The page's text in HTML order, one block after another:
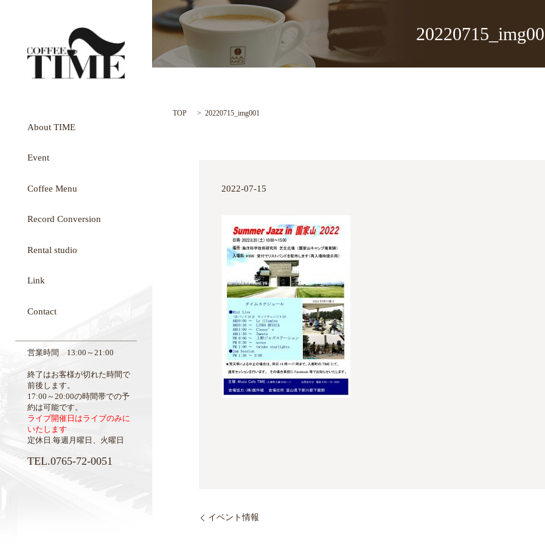
営業時間 13:00～21:00
終了はお客様が切れた時間で
前後します。
17:00～20:00の時間帯での予
約は可能です。
ライブ開催日はライブのみに
いたします
定休日.毎週月曜日、火曜日
TEL.0765-72-0051
About TIME
Event
Coffee Menu
Record Conversion
Rental studio
Link
Contact
TOP 20220715_img001
2022-07-15
イベント情報